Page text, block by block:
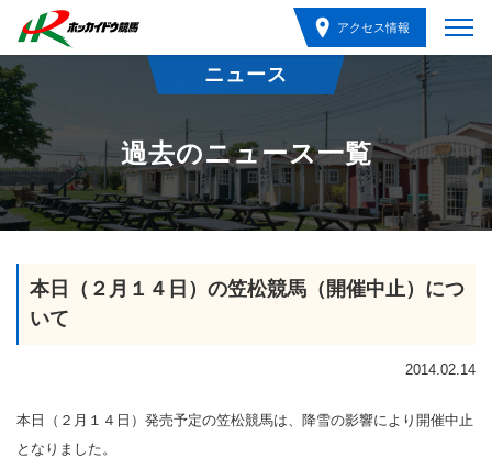
アクセス情報
ニュース
過去のニュース一覧
本日（２月１４日）の笠松競馬（開催中止）につ
いて
2014.02.14
本日（２月１４日）発売予定の笠松競馬は、降雪の影響により開催中止
となりました。